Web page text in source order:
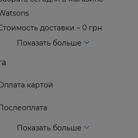
доставки – 0 грн
Показать больше
картой
Показать больше